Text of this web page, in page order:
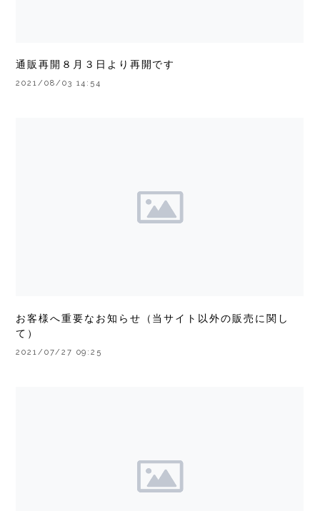
通販再開８月３日より再開です
2021/08/03 14:54
お客様へ重要なお知らせ（当サイト以外の販売に関し
て）
2021/07/27 09:25